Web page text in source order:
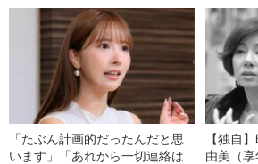
プ完全防備で夜に…」
た！》
「たぶん計画的だったんだと思
います」「あれから一切連絡は
【独自
由美（